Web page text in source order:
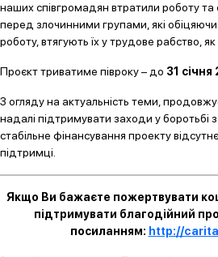
наших співгромадян втратили роботу
перед злочинними групами, які
роботу, втягують їх у трудове рабство, як
Проєкт триватиме півроку – до 31 січня
З огляду на актуальність теми,
надалі підтримувати заходи у боротьбі
стабільне фінансування проекту
підтримці.
Якщо Ви бажаєте пожертвувати
підтримувати благодійний
посиланням: http://